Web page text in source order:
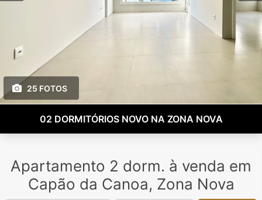
25 FOTOS
02 DORMITÓRIOS NOVO NA ZONA NOVA
Apartamento 2 dorm. à venda em
Capão da Canoa, Zona Nova